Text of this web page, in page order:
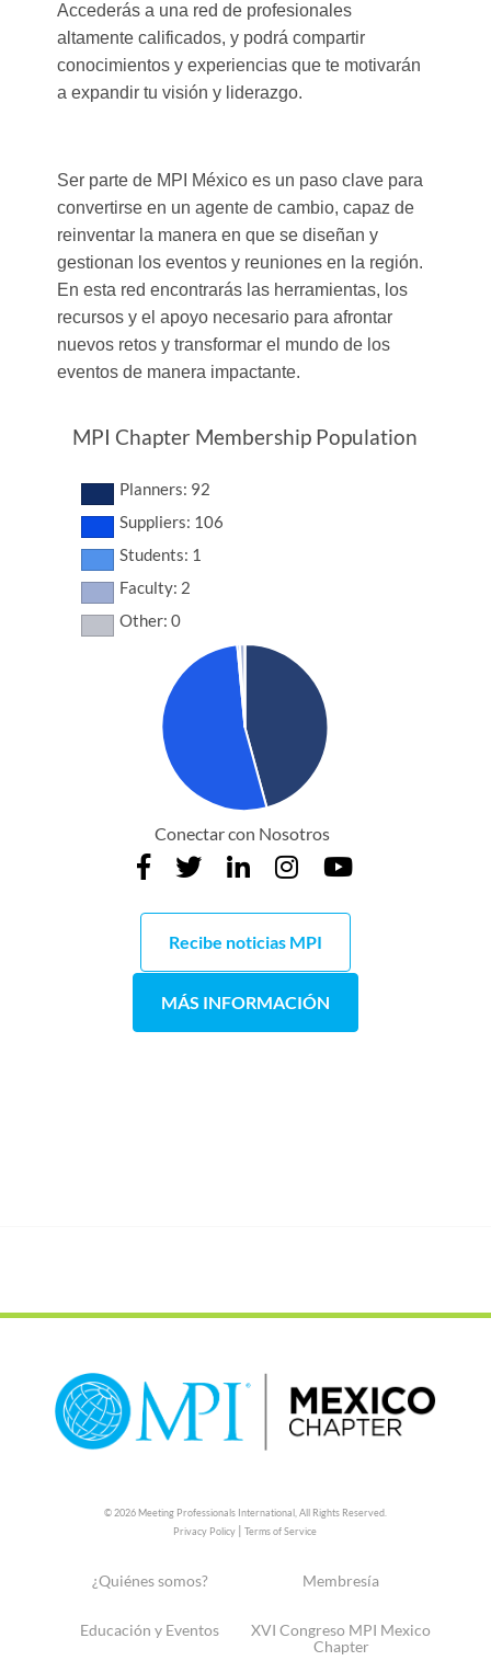
Accederás a una red de profesionales
altamente calificados, y podrá compartir
conocimientos y experiencias que te motivarán
a expandir tu visión y liderazgo.
Ser parte de MPI México es un paso clave para
convertirse en un agente de cambio, capaz de
reinventar la manera en que se diseñan y
gestionan los eventos y reuniones en la región.
En esta red encontrarás las herramientas, los
recursos y el apoyo necesario para afrontar
nuevos retos y transformar el mundo de los
eventos de manera impactante.
MPI Chapter Membership Population
Planners: 92
Suppliers: 106
Students: 1
Faculty: 2
Other: 0
Conectar con Nosotros
Recibe noticias MPI
MÁS INFORMACIÓN
© 2026 Meeting Professionals International, All Rights Reserved.
Privacy Policy |Terms of Service
¿Quiénes somos? Membresía
Educación y Eventos
XVI Congreso MPI Mexico
Chapter